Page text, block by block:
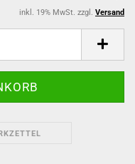
inkl. 19% MwSt. zzgl. Versand